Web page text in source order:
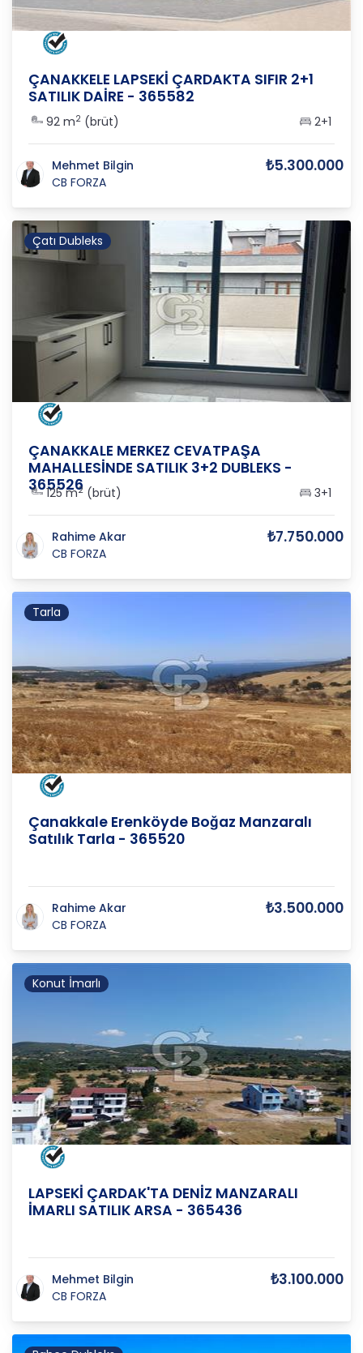
ÇANAKKELE LAPSEKİ ÇARDAKTA SIFIR 2+1
SATILIK DAİRE - 365582
92 m2 (brüt) 2+1
Mehmet Bilgin
CB FORZA
₺5.300.000
Çatı Dubleks
ÇANAKKALE MERKEZ CEVATPAŞA
MAHALLESİNDE SATILIK 3+2 DUBLEKS -
365526
125 m2 (brüt) 3+1
Rahime Akar
CB FORZA
₺7.750.000
Tarla
Çanakkale Erenköyde Boğaz Manzaralı
Satılık Tarla - 365520
Rahime Akar
CB FORZA
₺3.500.000
Konut İmarlı
LAPSEKİ ÇARDAK'TA DENİZ MANZARALI
İMARLI SATILIK ARSA - 365436
Mehmet Bilgin
CB FORZA
₺3.100.000